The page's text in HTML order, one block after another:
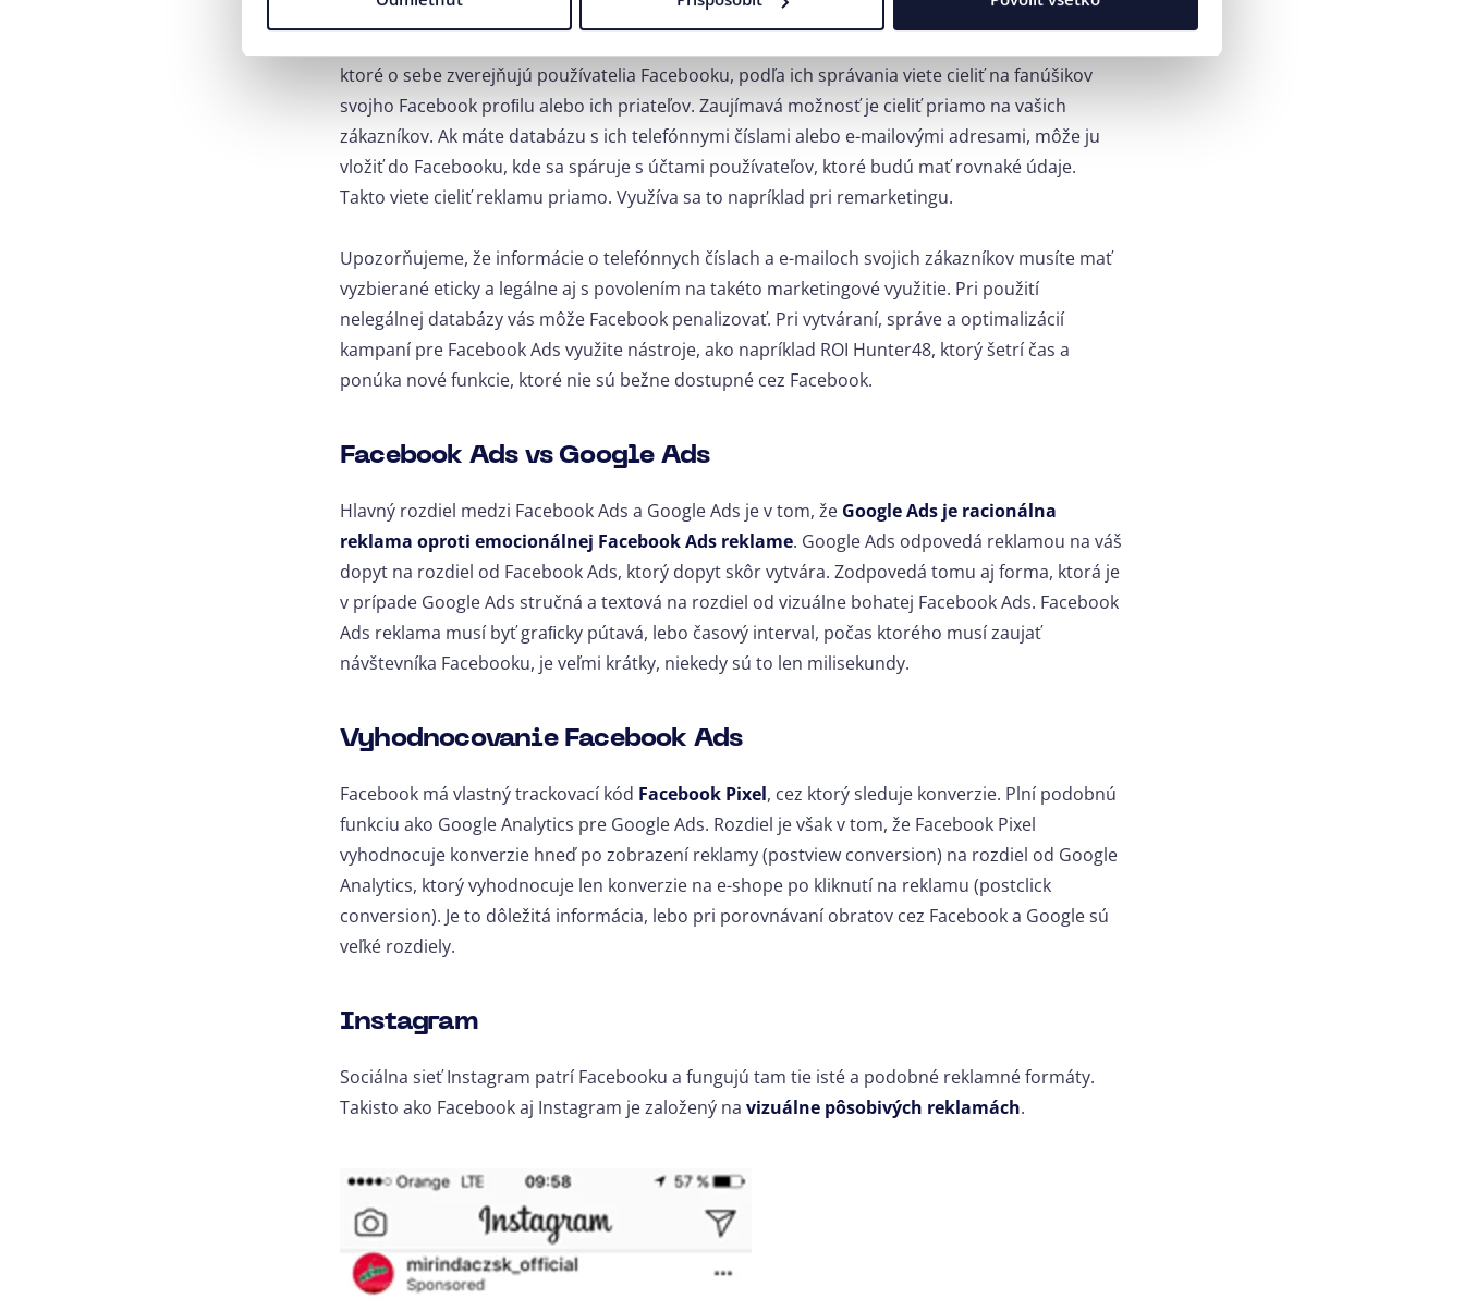
ktoré o sebe zverejňujú používatelia Facebooku, podľa ich správania viete cieliť na fanúšikov
svojho Facebook proﬁlu alebo ich priateľov. Zaujímavá možnosť je cieliť priamo na vašich
zákazníkov. Ak máte databázu s ich telefónnymi číslami alebo e-mailovými adresami, môže ju
vložiť do Facebooku, kde sa spáruje s účtami používateľov, ktoré budú mať rovnaké údaje.
Takto viete cieliť reklamu priamo. Využíva sa to napríklad pri remarketingu.
Upozorňujeme, že informácie o telefónnych číslach a e-mailoch svojich zákazníkov musíte mať
vyzbierané eticky a legálne aj s povolením na takéto marketingové využitie. Pri použití
nelegálnej databázy vás môže Facebook penalizovať. Pri vytváraní, správe a optimalizácií
kampaní pre Facebook Ads využite nástroje, ako napríklad ROI Hunter48, ktorý šetrí čas a
ponúka nové funkcie, ktoré nie sú bežne dostupné cez Facebook.
Facebook Ads vs Google Ads
Hlavný rozdiel medzi Facebook Ads a Google Ads je v tom, že Google Ads je racionálna
reklama oproti emocionálnej Facebook Ads reklame. Google Ads odpovedá reklamou na váš
dopyt na rozdiel od Facebook Ads, ktorý dopyt skôr vytvára. Zodpovedá tomu aj forma, ktorá je
v prípade Google Ads stručná a textová na rozdiel od vizuálne bohatej Facebook Ads. Facebook
Ads reklama musí byť graﬁcky pútavá, lebo časový interval, počas ktorého musí zaujať
návštevníka Facebooku, je veľmi krátky, niekedy sú to len milisekundy.
Vyhodnocovanie Facebook Ads
Facebook má vlastný trackovací kód Facebook Pixel, cez ktorý sleduje konverzie. Plní podobnú
funkciu ako Google Analytics pre Google Ads. Rozdiel je však v tom, že Facebook Pixel
vyhodnocuje konverzie hneď po zobrazení reklamy (postview conversion) na rozdiel od Google
Analytics, ktorý vyhodnocuje len konverzie na e-shope po kliknutí na reklamu (postclick
conversion). Je to dôležitá informácia, lebo pri porovnávaní obratov cez Facebook a Google sú
veľké rozdiely.
Instagram
Sociálna sieť Instagram patrí Facebooku a fungujú tam tie isté a podobné reklamné formáty.
Takisto ako Facebook aj Instagram je založený na vizuálne pôsobivých reklamách.